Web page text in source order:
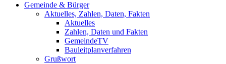
Gemeinde & Bürger
Aktuelles, Zahlen, Daten, Fakten
Aktuelles
Zahlen, Daten und Fakten
GemeindeTV
Bauleitplanverfahren
Grußwort